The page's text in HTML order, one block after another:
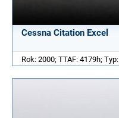
Cessna Citation Excel
Rok: 2000; TTAF: 4179h;